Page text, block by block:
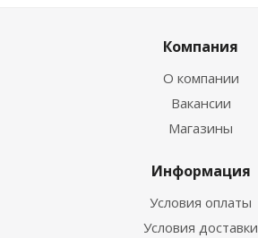
Компания
О компании
Вакансии
Магазины
Информация
Условия оплаты
Условия доставки